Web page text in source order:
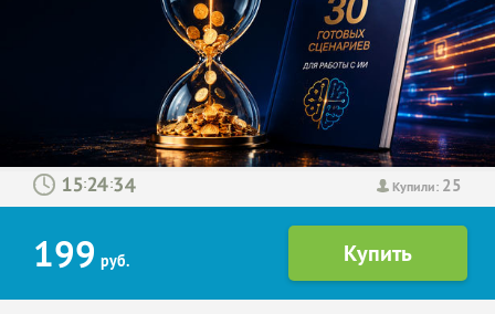
Купили: 25
: :
199 руб.